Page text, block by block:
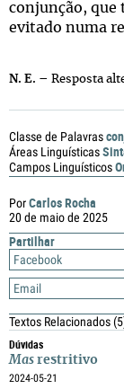
PorCarlos Rocha
20 de maio de 2025
Partilhar
Facebook
Email
Textos Relacionados
Dúvidas
Mas restritivo
2024-05-21
conjunção, que
evitado numa
N. E. – Resposta
Classe de Palavras
Áreas Linguísticas
Campos Linguísticos